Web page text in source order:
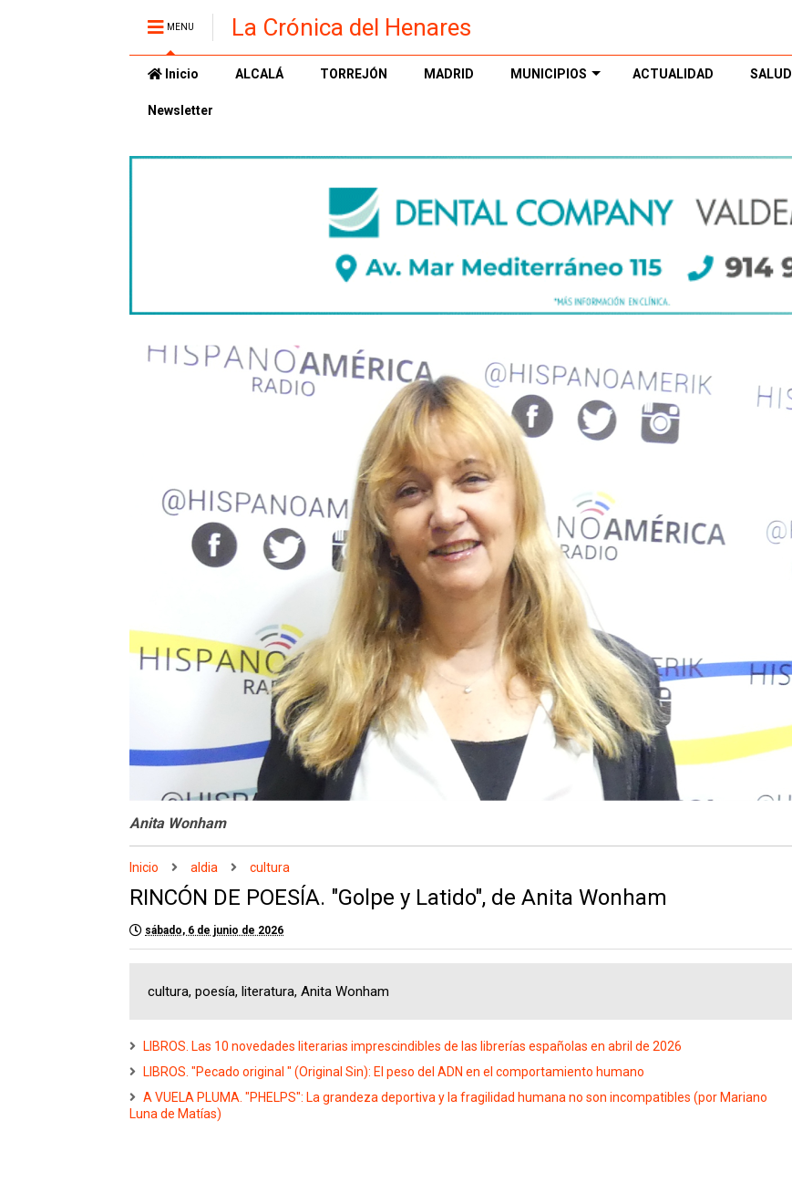
MENU La Crónica del Henares
Inicio ALCALÁ TORREJÓN MADRID MUNICIPIOS ACTUALIDAD SALUD
Newsletter
Anita Wonham
Inicio aldia cultura
RINCÓN DE POESÍA. "Golpe y Latido", de Anita Wonham
sábado, 6 de junio de 2026
cultura, poesía, literatura, Anita Wonham
LIBROS. Las 10 novedades literarias imprescindibles de las librerías españolas en abril de 2026
LIBROS. "Pecado original " (Original Sin): El peso del ADN en el comportamiento humano
A VUELA PLUMA. "PHELPS": La grandeza deportiva y la fragilidad humana no son incompatibles (por Mariano
Luna de Matías)